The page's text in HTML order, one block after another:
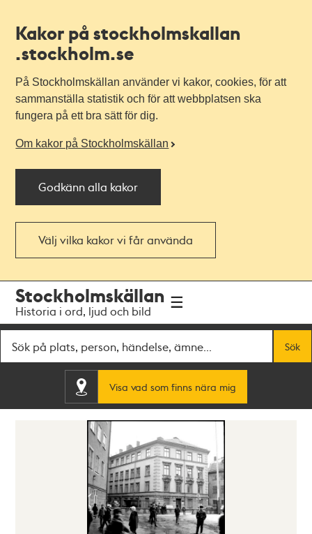
Kakor på stockholmskallan
.stockholm.se
På Stockholmskällan använder vi kakor, cookies, för att
sammanställa statistik och för att webbplatsen ska
fungera på ett bra sätt för dig.
Om kakor på Stockholmskällan
Godkänn alla kakor
Välj vilka kakor vi får använda
navigationen
huvudinnehållet
Stockholmskällan
Historia i ord, ljud och bild
Sök
Visa vad som finns nära mig